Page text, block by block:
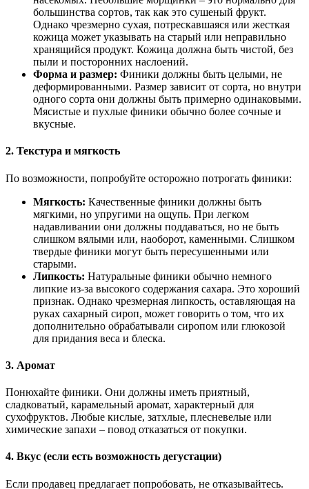
большинства сортов, так как это сушеный фрукт.
Однако чрезмерно сухая, потрескавшаяся или жесткая
кожица может указывать на старый или неправильно
хранящийся продукт. Кожица должна быть чистой, без
пыли и посторонних наслоений.
Форма и размер: Финики должны быть целыми, не
деформированными. Размер зависит от сорта, но внутри
одного сорта они должны быть примерно одинаковыми.
Мясистые и пухлые финики обычно более сочные и
вкусные.
2. Текстура и мягкость
По возможности, попробуйте осторожно потрогать финики:
Мягкость: Качественные финики должны быть
мягкими, но упругими на ощупь. При легком
надавливании они должны поддаваться, но не быть
слишком вялыми или, наоборот, каменными. Слишком
твердые финики могут быть пересушенными или
старыми.
Липкость: Натуральные финики обычно немного
липкие из-за высокого содержания сахара. Это хороший
признак. Однако чрезмерная липкость, оставляющая на
руках сахарный сироп, может говорить о том, что их
дополнительно обрабатывали сиропом или глюкозой
для придания веса и блеска.
3. Аромат
Понюхайте финики. Они должны иметь приятный,
сладковатый, карамельный аромат, характерный для
сухофруктов. Любые кислые, затхлые, плесневелые или
химические запахи – повод отказаться от покупки.
4. Вкус (если есть возможность дегустации)
Если продавец предлагает попробовать, не отказывайтесь.